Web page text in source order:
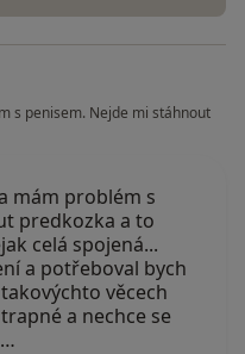
s penisem. Nejde mi stáhnout
mám problém s
predkozka a to
celá spojená...
a potřeboval bych
věcech
a nechce se